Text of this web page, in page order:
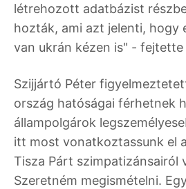
létrehozott adatbázist
hozták, ami azt jelenti, hogy
van ukrán kézen is" - fejtette
Szijjártó Péter
ország hatóságai férhetnek
állampolgárok
itt most vonatkoztassunk el
Tisza Párt szimpatizánsairól
Szeretném megismételni.